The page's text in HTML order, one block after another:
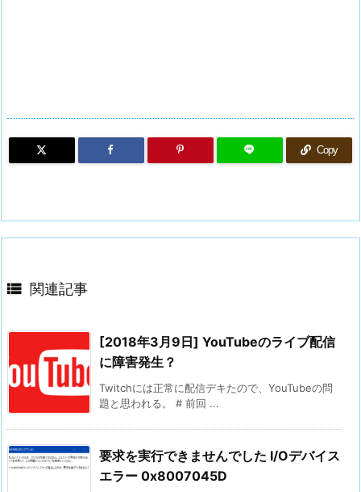
Copy
 関連記事
[2018年3月9日] YouTubeのライブ配信
に障害発生？
Twitchには正常に配信デキたので、YouTubeの問
題と思われる。 # 前回 ...
要求を実行できませんでした I/Oデバイス
エラー 0x8007045D